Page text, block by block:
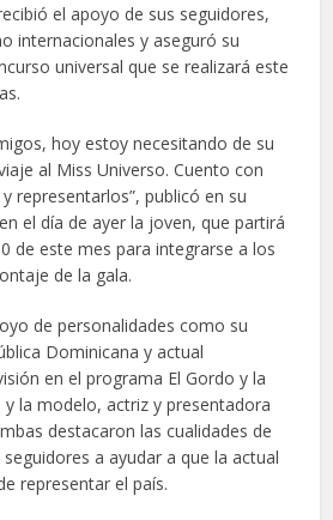
el apoyo de sus seguidores,
internacionales y aseguró su
universal que se realizará este
hoy estoy necesitando de su
al Miss Universo. Cuento con
representarlos”, publicó en su
el día de ayer la joven, que partirá
de este mes para integrarse a los
de la gala.
de personalidades como su
Dominicana y actual
en el programa El Gordo y la
y la modelo, actriz y presentadora
destacaron las cualidades de
a ayudar a que la actual
representar el país.